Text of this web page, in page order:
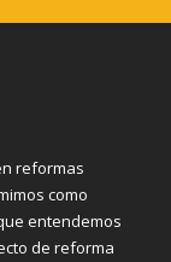
reformas
como
entendemos
de reforma